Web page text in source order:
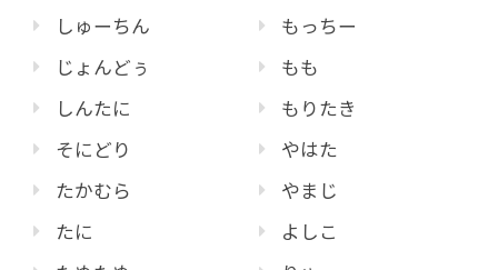
しゅーちん
じょんどぅ
しんたに
そにどり
たかむら
たに
もっちー
もも
もりたき
やはた
やまじ
よしこ